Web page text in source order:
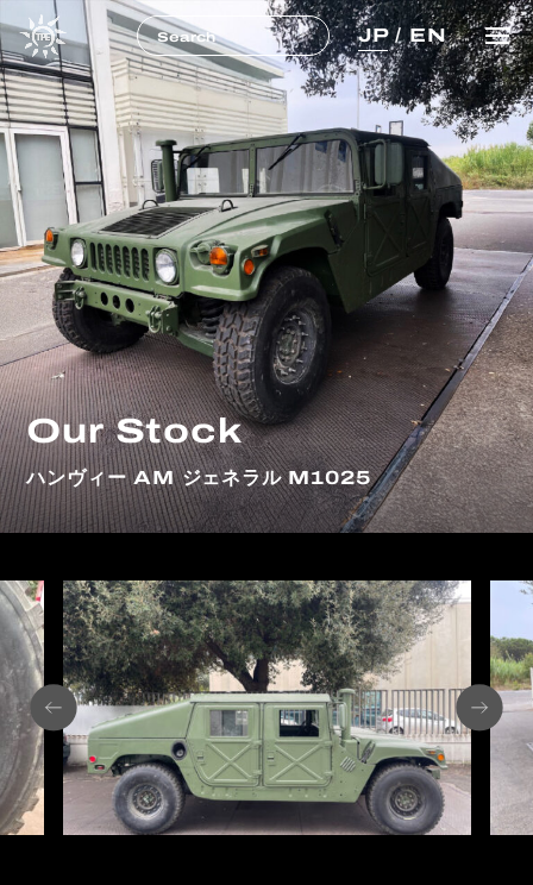
JP/EN
Our Stock
ハンヴィー AM ジェネラル M1025